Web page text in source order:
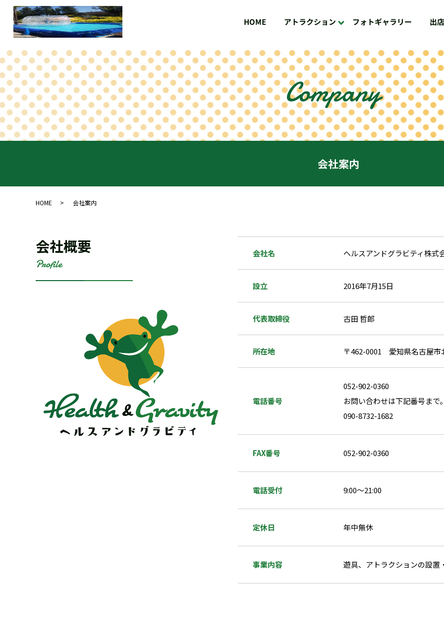
HOME アトラクション フォトギャラリー 出
Company
会社案内
HOME 会社案内
会社概要
Profile
会社名 ヘルスアンドグラビティ株式
設立 2016年7月15日
代表取締役 古田 哲郎
所在地 〒462-0001 愛知県名古屋
電話番号
052-902-0360
お問い合わせは下記番号まで
090-8732-1682
FAX番号 052-902-0360
電話受付 9:00～21:00
定休日 年中無休
事業内容 遊具、アトラクションの設置